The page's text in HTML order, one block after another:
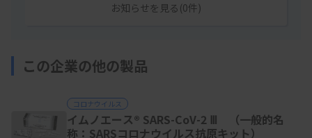
お知らせを見る(0件)
この企業の他の製品
コロナウイルス
イムノエース® SARS-CoV-2 Ⅲ （一般的名
称：SARSコロナウイルス抗原キット）